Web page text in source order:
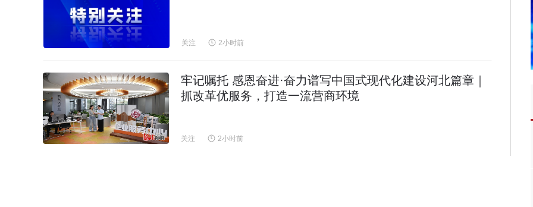
关注 2小时前
牢记嘱托 感恩奋进·奋力谱写中国式现代化建设河北篇章｜
抓改革优服务，打造一流营商环境
关注 2小时前